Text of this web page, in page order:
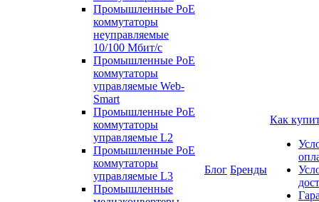
Промышленные PoE
коммутаторы
неуправляемые
10/100 Мбит/с
Промышленные PoE
коммутаторы
управляемые Web-
Smart
Промышленные PoE
коммутаторы
управляемые L2
Промышленные PoE
коммутаторы
управляемые L3
Промышленные
Блог Бренды
Как